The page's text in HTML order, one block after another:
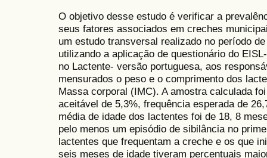
O objetivo desse estudo é verificar a
seus fatores associados em creches
um estudo transversal realizado no período
utilizando a aplicação de questionário do
no Lactente- versão portuguesa, aos
mensurados o peso e o comprimento dos
Massa corporal (IMC). A amostra calculada
aceitável de 5,3%, frequência esperada de
média de idade dos lactentes foi de 18, 8
pelo menos um episódio de sibilância no
lactentes que frequentam a creche e os que
seis meses de idade tiveram percentuais